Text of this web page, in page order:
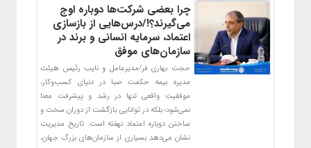
چرا بعضی شرکت‌ها دوباره اوج
می‌گیرند؟!/درس‌هایی از بازسازی
اعتماد، سرمایه انسانی و برند در
سازمان‌های موفق
حجت بهاری فر/مدیرعامل و نایب رئیس هیئت
مدیره بیمه حکمت صبا در دنیای کسب‌وکار،
موفقیت واقعی تنها در رشد و پیشرفت معنا
نمی‌شود؛ بلکه در توانایی بازگشت از دوران سخت و
ساختن دوباره اعتماد نهفته است. تاریخ مدیریت
نشان می‌دهد بسیاری از سازمان‌های بزرگ جهان،